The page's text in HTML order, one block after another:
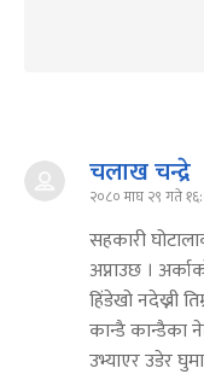
चलाख चन्द्रे
२०८० माघ २९ गते
सहकारी
अप्नाउछ ।
हिंडेखो नदेख्नी
कान्डै कान्डैका
उभ्याएर उडेर